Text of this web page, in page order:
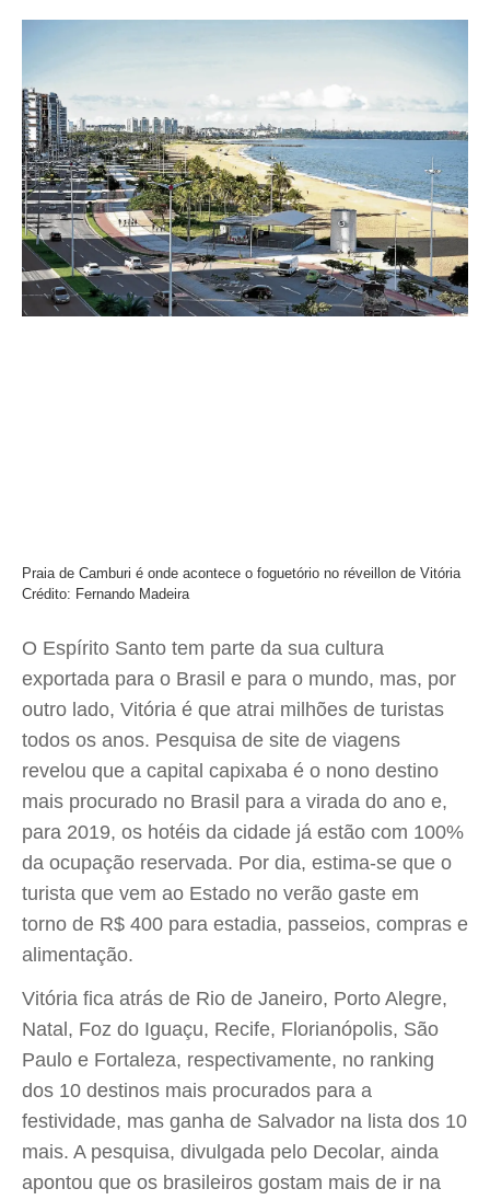
Praia de Camburi é onde acontece o foguetório no réveillon de Vitória
Crédito: Fernando Madeira
O Espírito Santo tem parte da sua cultura
exportada para o Brasil e para o mundo, mas, por
outro lado, Vitória é que atrai milhões de turistas
todos os anos. Pesquisa de site de viagens
revelou que a capital capixaba é o nono destino
mais procurado no Brasil para a virada do ano e,
para 2019, os hotéis da cidade já estão com 100%
da ocupação reservada. Por dia, estima-se que o
turista que vem ao Estado no verão gaste em
torno de R$ 400 para estadia, passeios, compras e
alimentação.
Vitória fica atrás de Rio de Janeiro, Porto Alegre,
Natal, Foz do Iguaçu, Recife, Florianópolis, São
Paulo e Fortaleza, respectivamente, no ranking
dos 10 destinos mais procurados para a
festividade, mas ganha de Salvador na lista dos 10
mais. A pesquisa, divulgada pelo Decolar, ainda
apontou que os brasileiros gostam mais de ir na